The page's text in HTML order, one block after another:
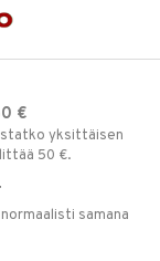
€
yksittäisen
50 €.
samana